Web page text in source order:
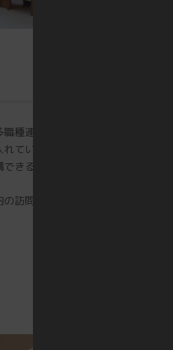
種連携や退院支援などの研修を入職
ています。
きる環境もあります。
訪問看護ステーション・老健・特養